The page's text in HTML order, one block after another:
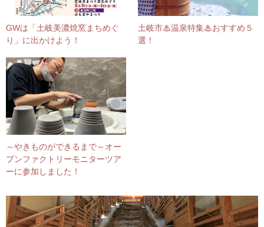
GWは「土岐美濃焼窯まちめぐ
り」に出かけよう！
土岐市♨温泉特集♨おすすめ５
選！
～やきものができるまで～オー
プンファクトリーモニターツア
ーに参加しました！